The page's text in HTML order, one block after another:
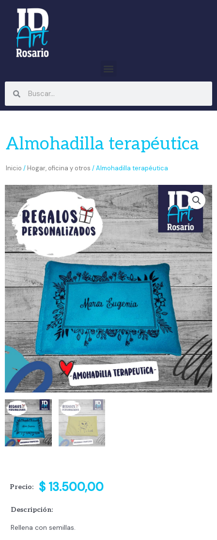
contenido
Almohadilla terapéutica
Inicio / Hogar, oficina y otros / Almohadilla terapéutica
Precio: $ 13.500,00
Descripción:
Rellena con semillas.